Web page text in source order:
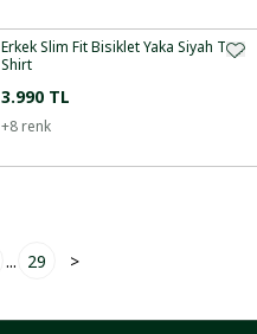
Erkek Slim Fit Bisiklet Yaka Siyah T-
Shirt
3.990 TL
+8 renk
... 29 >